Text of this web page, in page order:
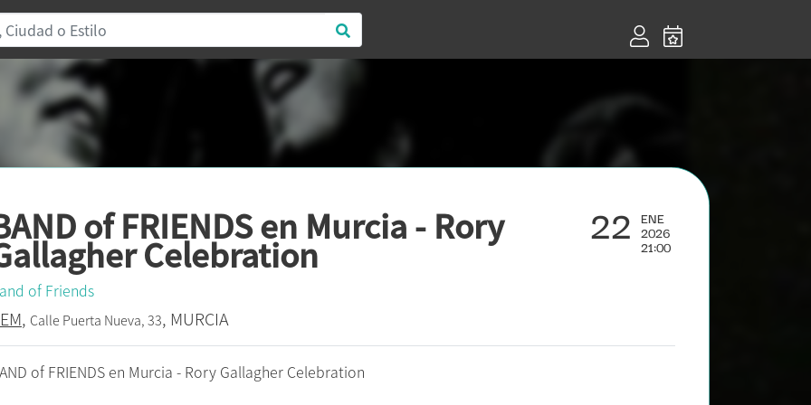
of FRIENDS en Murcia - Rory
Celebration
22 ENE
2026
21:00
of Friends
, Calle Puerta Nueva, 33, MURCIA
of FRIENDS en Murcia - Rory Gallagher Celebration